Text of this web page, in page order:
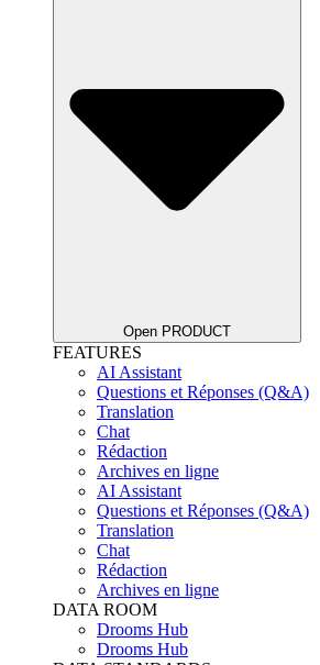
Open PRODUCT
FEATURES
AI Assistant
Questions et Réponses (Q&A)
Translation
Chat
Rédaction
Archives en ligne
AI Assistant
Questions et Réponses (Q&A)
Translation
Chat
Rédaction
Archives en ligne
DATA ROOM
Drooms Hub
Drooms Hub